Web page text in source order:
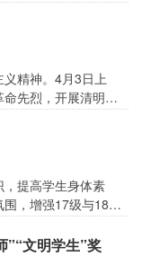
精神。4月3日上
先烈，开展清明祭
提高学生身体素
，增强17级与18级
”“文明学生”奖